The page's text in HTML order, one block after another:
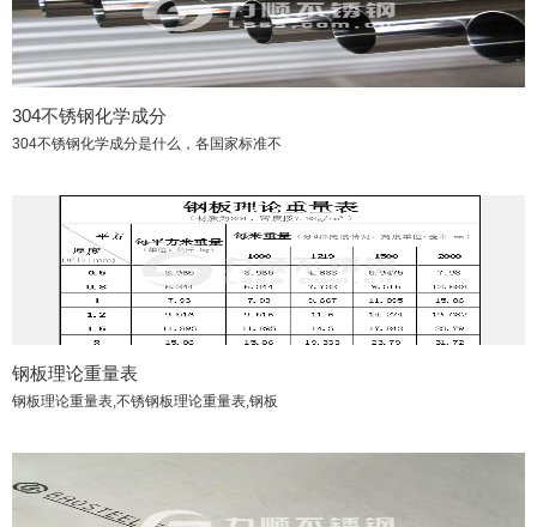
304不锈钢化学成分
304不锈钢化学成分是什么，各国家标准不
钢板理论重量表
钢板理论重量表,不锈钢板理论重量表,钢板